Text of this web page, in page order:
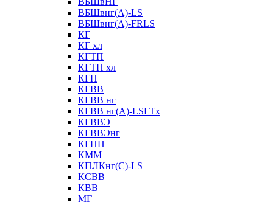
ВБШвнг(А)-LS
ВБШвнг(А)-FRLS
КГ
КГ хл
КГТП
КГТП хл
КГН
КГВВ
КГВВ нг
КГВВ нг(А)-LSLTx
КГВВЭ
КГВВЭнг
КГПП
КММ
КПЛКнг(C)-LS
КСВВ
КВВ
МГ